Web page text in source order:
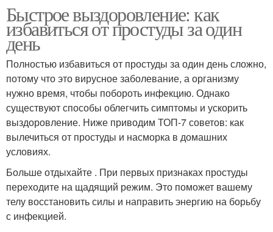
Быстрое выздоровление: как
избавиться от простуды за один
день
Полностью избавиться от простуды за один день сложно,
потому что это вирусное заболевание, а организму
нужно время, чтобы побороть инфекцию. Однако
существуют способы облегчить симптомы и ускорить
выздоровление. Ниже приводим ТОП-7 советов: как
вылечиться от простуды и насморка в домашних
условиях.
Больше отдыхайте . При первых признаках простуды
переходите на щадящий режим. Это поможет вашему
телу восстановить силы и направить энергию на борьбу
с инфекцией.